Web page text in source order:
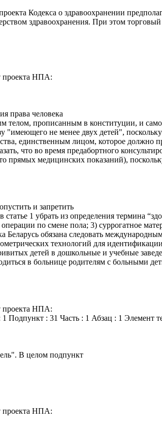
Кодекса о здравоохранении
здравоохранения. При этом торговый
проекта НПА:
права человека
телом, прописанным в конституции, и
"имеющего не менее двух детей",
единственным лицом, которое должно
что во время предабортного
прямых медицинских показаний),
и запретить
статье 1 убрать из определения термина
по смене пола; 3) суррогатное
Беларусь обязана следовать
технологий для
детей в дошкольные и учебные
в больнице родителям с больными
проекта НПА:
Подпункт : 31 Часть : 1 Абзац : 1 Элемент
В целом подпункт
проекта НПА: